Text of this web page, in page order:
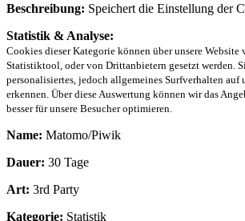
Beschreibung: Speichert die Einstellung der
Statistik & Analyse:
Cookies dieser Kategorie können über unsere Website
Statistiktool, oder von Drittanbietern gesetzt werden.
personalisiertes, jedoch allgemeines Surfverhalten auf
erkennen. Über diese Auswertung können wir das
besser für unsere Besucher optimieren.
Name: Matomo/Piwik
Dauer: 30 Tage
Art: 3rd Party
Kategorie: Statistik